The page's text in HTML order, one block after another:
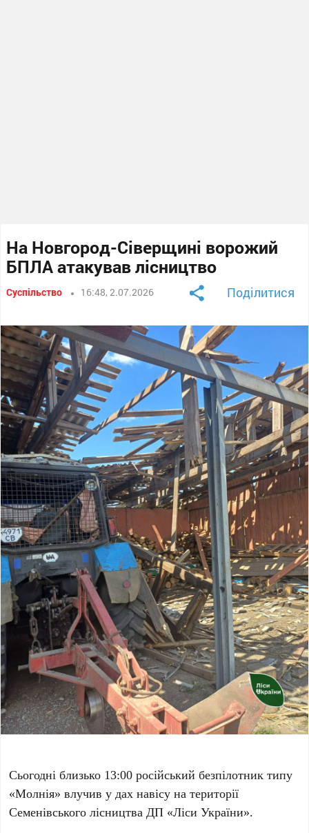
На Новгород-Сіверщині ворожий
БПЛА атакував лісництво
Суспільство 16:48, 2.07.2026 Поділитися
Сьогодні близько 13:00 російський безпілотник типу
«Молнія» влучив у дах навісу на території
Семенівського лісництва ДП «Ліси України».